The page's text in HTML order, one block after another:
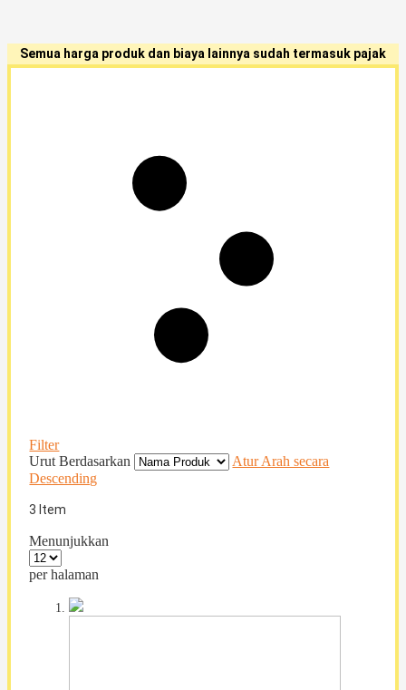
Semua harga produk dan biaya lainnya sudah termasuk pajak
Filter
Urut Berdasarkan
Atur Arah secara
Descending
3 Item
Menunjukkan
per halaman